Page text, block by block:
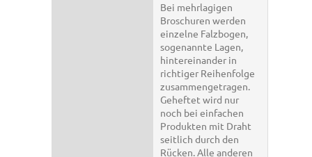
Bei mehrlagigen
Broschuren werden
einzelne Falzbogen,
sogenannte Lagen,
hintereinander in
richtiger Reihenfolge
zusammengetragen.
Geheftet wird nur
noch bei einfachen
Produkten mit Draht
seitlich durch den
Rücken. Alle anderen